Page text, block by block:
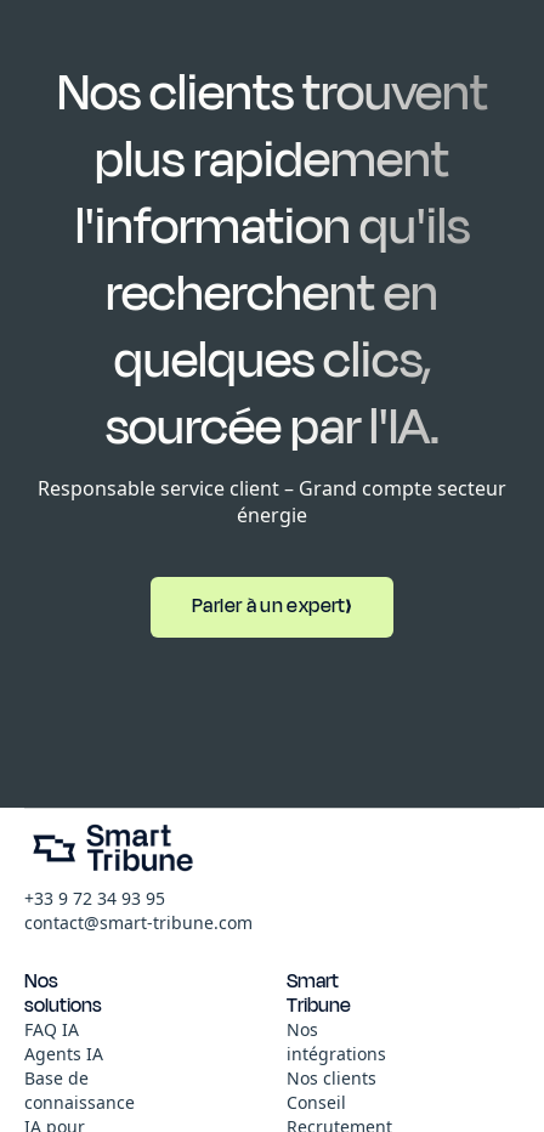
Nos clients trouvent
plus rapidement
l'information qu'ils
recherchent en
quelques clics,
sourcée par l'IA.
Responsable service client – Grand compte secteur
énergie
Parler à un expert
+33 9 72 34 93 95
contact@smart-tribune.com
Nos
solutions
FAQ IA
Agents IA
Base de
connaissance
IA pour
Smart
Tribune
Nos
intégrations
Nos clients
Conseil
Recrutement